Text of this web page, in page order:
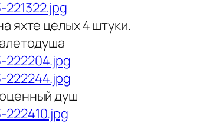
яхте целых 4 штуки.
душ